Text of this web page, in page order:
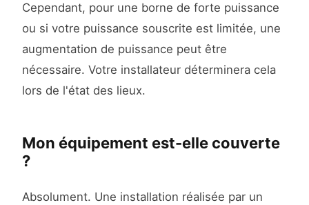
Cependant, pour une borne de forte puissance
ou si votre puissance souscrite est limitée, une
augmentation de puissance peut être
nécessaire. Votre installateur déterminera cela
lors de l'état des lieux.
Mon équipement est-elle couverte
?
Absolument. Une installation réalisée par un